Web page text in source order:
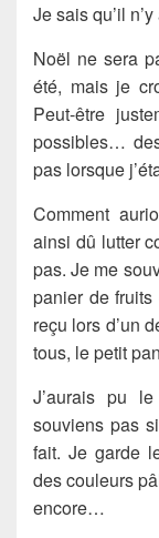
Je sais qu’il
Noël ne sera
été, mais je
Peut-être
possibles…
pas lorsque
Comment
ainsi dû lutter
pas. Je me
panier de fruits
reçu lors d’un
tous, le petit
J’aurais pu
souviens pas
fait. Je garde
des couleurs
encore…